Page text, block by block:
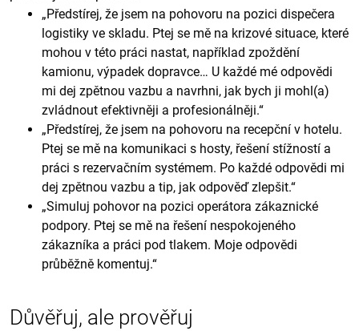
„Předstírej, že jsem na pohovoru na pozici dispečera
logistiky ve skladu. Ptej se mě na krizové situace, které
mohou v této práci nastat, například zpoždění
kamionu, výpadek dopravce… U každé mé odpovědi
mi dej zpětnou vazbu a navrhni, jak bych ji mohl(a)
zvládnout efektivněji a profesionálněji.“
„Předstírej, že jsem na pohovoru na recepční v hotelu.
Ptej se mě na komunikaci s hosty, řešení stížností a
práci s rezervačním systémem. Po každé odpovědi mi
dej zpětnou vazbu a tip, jak odpověď zlepšit.“
„Simuluj pohovor na pozici operátora zákaznické
podpory. Ptej se mě na řešení nespokojeného
zákazníka a práci pod tlakem. Moje odpovědi
průběžně komentuj.“
Důvěřuj, ale prověřuj